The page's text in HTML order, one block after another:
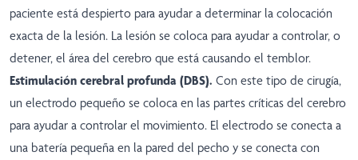
paciente está despierto para ayudar a determinar la colocación
exacta de la lesión. La lesión se coloca para ayudar a controlar, o
detener, el área del cerebro que está causando el temblor.
Estimulación cerebral profunda (DBS). Con este tipo de cirugía,
un electrodo pequeño se coloca en las partes críticas del cerebro
para ayudar a controlar el movimiento. El electrodo se conecta a
una batería pequeña en la pared del pecho y se conecta con